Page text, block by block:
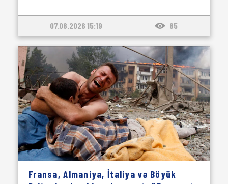
07.08.2026 15:19 85
Fransa, Almaniya, İtaliya və Böyük